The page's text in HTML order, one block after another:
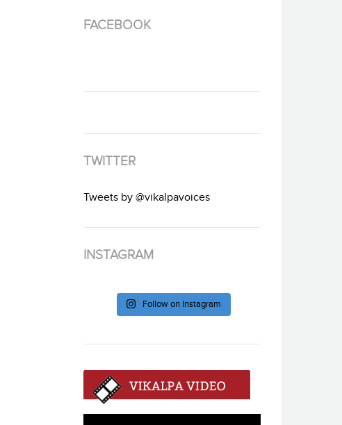
FACEBOOK
TWITTER
Tweets by @vikalpavoices
INSTAGRAM
Follow on Instagram